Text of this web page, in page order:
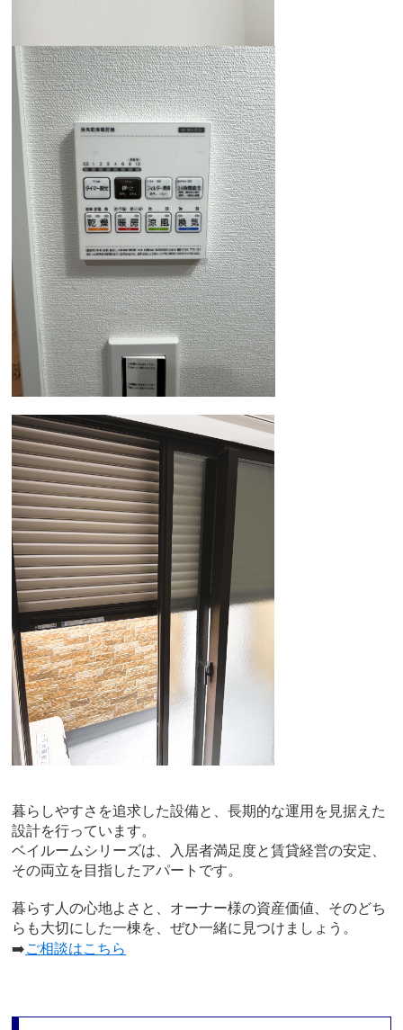
暮らしやすさを追求した設備と、長期的な運用を見据えた
設計を行っています。
ベイルームシリーズは、入居者満足度と賃貸経営の安定、
その両立を目指したアパートです。
暮らす人の心地よさと、オーナー様の資産価値、そのどち
らも大切にした一棟を、ぜひ一緒に見つけましょう。
➡️ご相談はこちら